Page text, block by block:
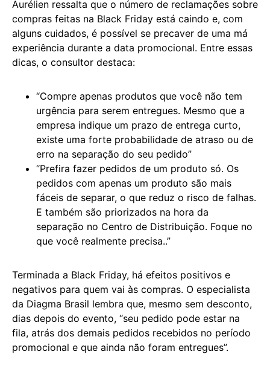
Aurélien ressalta que o número de reclamações sobre
compras feitas na Black Friday está caindo e, com
alguns cuidados, é possível se precaver de uma má
experiência durante a data promocional. Entre essas
dicas, o consultor destaca:
“Compre apenas produtos que você não tem
urgência para serem entregues. Mesmo que a
empresa indique um prazo de entrega curto,
existe uma forte probabilidade de atraso ou de
erro na separação do seu pedido”
“Prefira fazer pedidos de um produto só. Os
pedidos com apenas um produto são mais
fáceis de separar, o que reduz o risco de falhas.
E também são priorizados na hora da
separação no Centro de Distribuição. Foque no
que você realmente precisa..”
Terminada a Black Friday, há efeitos positivos e
negativos para quem vai às compras. O especialista
da Diagma Brasil lembra que, mesmo sem desconto,
dias depois do evento, “seu pedido pode estar na
fila, atrás dos demais pedidos recebidos no período
promocional e que ainda não foram entregues”.